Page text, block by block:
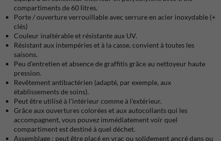
compartiments de 60 litres.
Porte / ouverture verrouillable avec serrure en acier inoxydable (+
clés)
Couleur inaltérable et résistante aux UV.
Résistant aux intempéries et à la casse, convient à toutes les
saisons.
Peu d'entretien et absence de graffitis grâce au nettoyeur haute
pression.
Revêtement antibactérien (adapté, par exemple, aux
établissements de soins).
Peut être utilisé à l'intérieur comme à l'extérieur.
Grâce aux ouvertures colorées et aux autocollants qui les
accompagnent, vous pouvez immédiatement voir quel
compartiment est destiné à quel déchet.
Assemblage : peut être placé en vrac ou solidement ancré dans ou